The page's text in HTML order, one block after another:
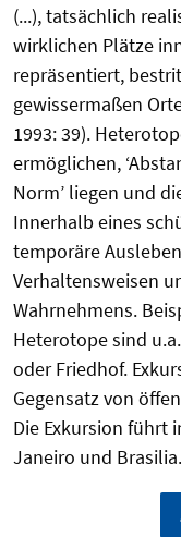
(...), tatsächlich
wirklichen Plätze
repräsentiert,
gewissermaßen
1993: 39).
ermöglichen,
Norm’ liegen und
Innerhalb eines
temporäre
Verhaltensweisen
Wahrnehmens.
Heterotope sind
oder Friedhof.
Gegensatz von
Die Exkursion führt
Janeiro und Brasilia.